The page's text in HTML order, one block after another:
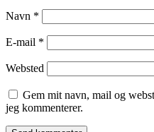
Navn *
E-mail *
Websted
Gem mit navn, mail og
jeg kommenterer.